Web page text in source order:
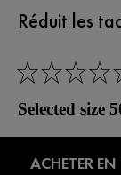
Réduit les
Selected size
ACHETER